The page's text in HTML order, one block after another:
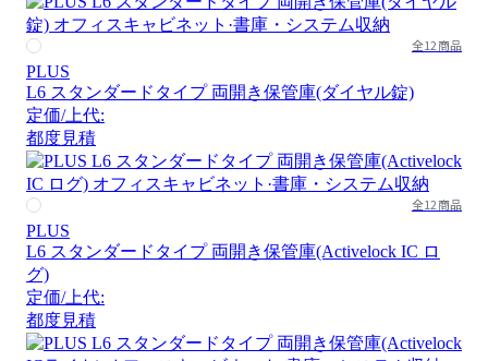
全12商品
PLUS
L6 スタンダードタイプ 両開き保管庫(ダイヤル錠)
定価/上代:
都度見積
全12商品
PLUS
L6 スタンダードタイプ 両開き保管庫(Activelock IC ロ
グ)
定価/上代:
都度見積